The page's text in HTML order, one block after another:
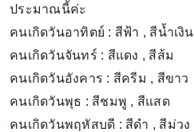
ประมาณนี้ค่ะ
คนเกิดวันอาทิตย์ : สีฟ้า , สีน้ำเงิน
คนเกิดวันจันทร์ : สีแดง , สีส้ม
คนเกิดวันอังคาร : สีครีม , สีขาว
คนเกิดวันพุธ : สีชมพู , สีแสด
คนเกิดวันพฤหัสบดี : สีดำ , สีม่วง